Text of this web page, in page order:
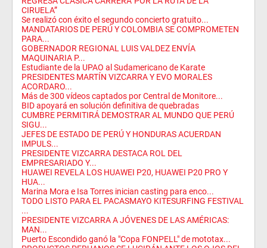
CIRUELA”
Se realizó con éxito el segundo concierto gratuito...
MANDATARIOS DE PERÚ Y COLOMBIA SE COMPROMETEN
PARA...
GOBERNADOR REGIONAL LUIS VALDEZ ENVÍA
MAQUINARIA P...
Estudiante de la UPAO al Sudamericano de Karate
PRESIDENTES MARTÍN VIZCARRA Y EVO MORALES
ACORDARO...
Más de 300 vídeos captados por Central de Monitore...
BID apoyará en solución definitiva de quebradas
CUMBRE PERMITIRÁ DEMOSTRAR AL MUNDO QUE PERÚ
SIGU...
JEFES DE ESTADO DE PERÚ Y HONDURAS ACUERDAN
IMPULS...
PRESIDENTE VIZCARRA DESTACA ROL DEL
EMPRESARIADO Y...
HUAWEI REVELA LOS HUAWEI P20, HUAWEI P20 PRO Y
HUA...
Marina Mora e Isa Torres inician casting para enco...
TODO LISTO PARA EL PACASMAYO KITESURFING FESTIVAL
...
PRESIDENTE VIZCARRA A JÓVENES DE LAS AMÉRICAS:
MAN...
Puerto Escondido ganó la "Copa FONPELL" de mototax...